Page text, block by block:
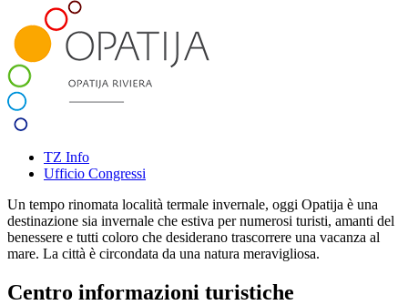
TZ Info
Ufficio Congressi
Un tempo rinomata località termale invernale, oggi Opatija è una
destinazione sia invernale che estiva per numerosi turisti, amanti del
benessere e tutti coloro che desiderano trascorrere una vacanza al
mare. La città è circondata da una natura meravigliosa.
Centro informazioni turistiche